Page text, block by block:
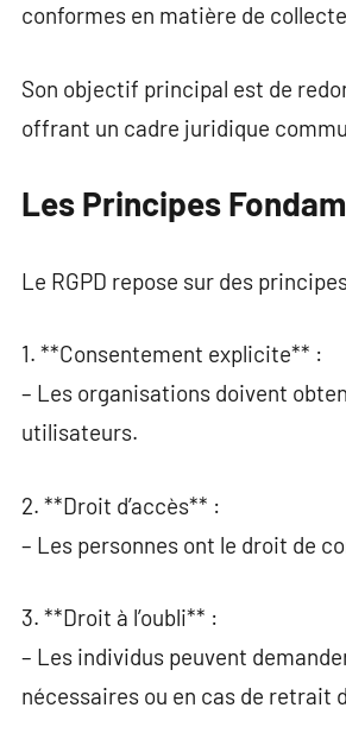
conformes en matière de
Son objectif principal est de
offrant un cadre juridique
Les Principes
Le RGPD repose sur des
1. **Consentement explicite** :
– Les organisations doivent
utilisateurs.
2. **Droit d’accès** :
– Les personnes ont le droit de
3. **Droit à l’oubli** :
– Les individus peuvent
nécessaires ou en cas de retrait